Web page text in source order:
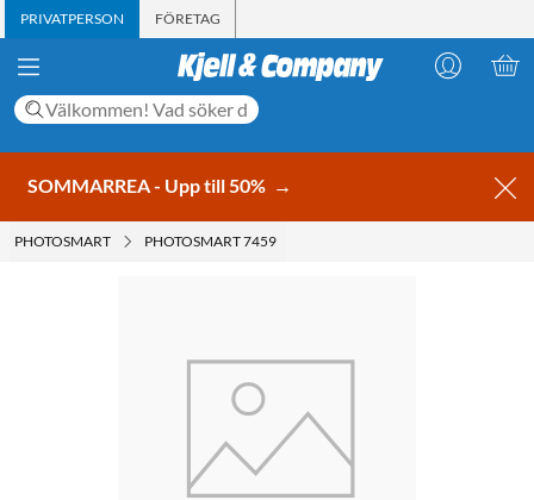
PRIVATPERSON FÖRETAG
SOMMARREA - Upp till 50% →
PHOTOSMART PHOTOSMART 7459